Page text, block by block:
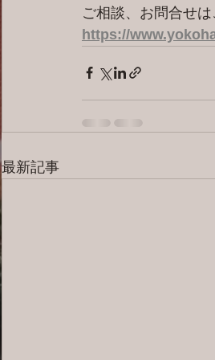
ご相談、お問合せ
https://
最新記事